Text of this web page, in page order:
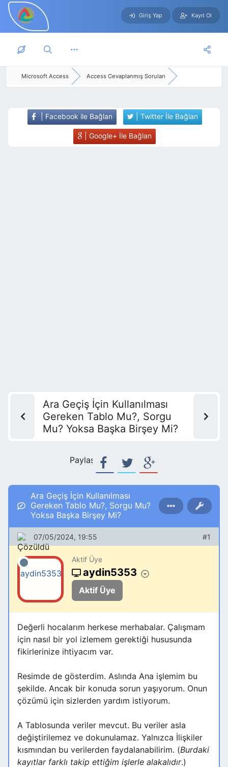
Skip to main content
Giriş Yap Kayıt Ol
Microsoft Access Access Cevaplanmış Soruları
| Facebook ile Bağlan | Twitter İle Bağlan
| Google+ İle Bağlan
Ara Geçiş İçin Kullanılması
Gereken Tablo Mu?, Sorgu
Mu? Yoksa Başka Birşey Mi?
Paylaş:
Ara Geçiş İçin Kullanılması
Gereken Tablo Mu?, Sorgu Mu?
Yoksa Başka Birşey Mi?
07/05/2024, 19:55 #1
Aktif Üye
aydin5353
Aktif Üye
Değerli hocalarım herkese merhabalar. Çalışmam
için nasıl bir yol izlemem gerektiği hususunda
fikirlerinize ihtiyacım var.
Resimde de gösterdim. Aslında Ana işlemim bu
şekilde. Ancak bir konuda sorun yaşıyorum. Onun
çözümü için sizlerden yardım istiyorum.
A Tablosunda veriler mevcut. Bu veriler asla
değiştirilemez ve dokunulamaz. Yalnızca İlişkiler
kısmından bu verilerden faydalanabilirim. (Burdaki
kayıtlar farklı takip ettiğim işlerle alakalıdır.)